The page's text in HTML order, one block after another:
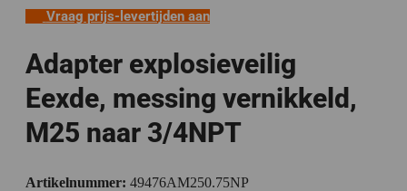
Vraag prijs-levertijden aan
Adapter explosieveilig
Eexde, messing vernikkeld,
M25 naar 3/4NPT
Artikelnummer: 49476AM250.75NP